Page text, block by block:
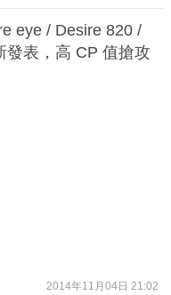
eye / Desire 820 /
發表，高 CP 值搶攻
2014年11月04日 21:02